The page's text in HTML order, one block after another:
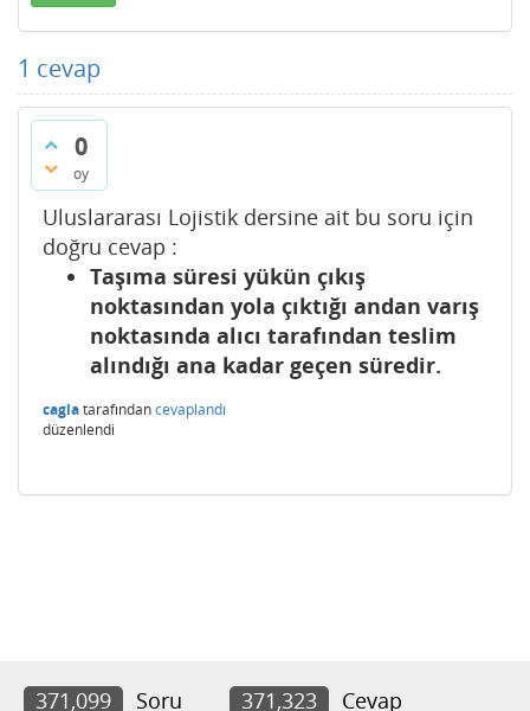
1 cevap
0
oy
Uluslararası Lojistik dersine ait bu soru için
doğru cevap :
Taşıma süresi yükün çıkış
noktasından yola çıktığı andan varış
noktasında alıcı tarafından teslim
alındığı ana kadar geçen süredir.
caglatarafındancevaplandı
düzenlendi
371,099 Soru 371,323 Cevap